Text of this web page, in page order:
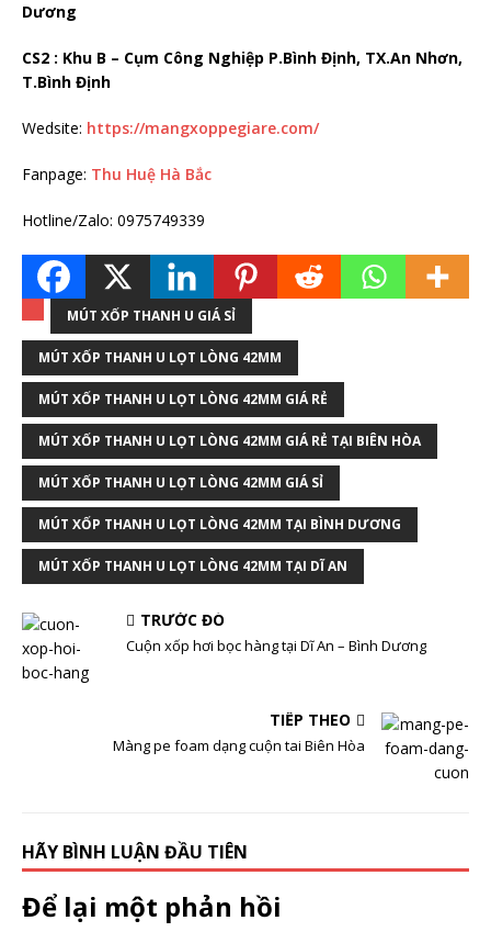
Dương
CS2 : Khu B – Cụm Công Nghiệp P.Bình Định, TX.An Nhơn,
T.Bình Định
Wedsite: https://mangxoppegiare.com/
Fanpage: Thu Huệ Hà Bắc
Hotline/Zalo: 0975749339
MÚT XỐP THANH U GIÁ SỈ
MÚT XỐP THANH U LỌT LÒNG 42MM
MÚT XỐP THANH U LỌT LÒNG 42MM GIÁ RẺ
MÚT XỐP THANH U LỌT LÒNG 42MM GIÁ RẺ TẠI BIÊN HÒA
MÚT XỐP THANH U LỌT LÒNG 42MM GIÁ SỈ
MÚT XỐP THANH U LỌT LÒNG 42MM TẠI BÌNH DƯƠNG
MÚT XỐP THANH U LỌT LÒNG 42MM TẠI DĨ AN
TRƯỚC ĐÓ
Cuộn xốp hơi bọc hàng tại Dĩ An – Bình Dương
TIẾP THEO
Màng pe foam dạng cuộn tai Biên Hòa
HÃY BÌNH LUẬN ĐẦU TIÊN
Để lại một phản hồi